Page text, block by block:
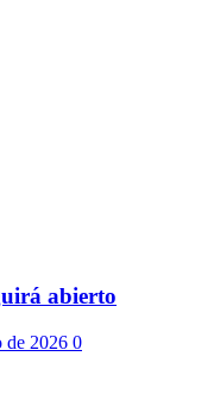
abierto
de 2026 0